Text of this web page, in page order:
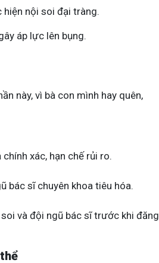
nội soi đại tràng.
áp lực lên bụng.
này, vì bà con mình hay quên,
xác, hạn chế rủi ro.
bác sĩ chuyên khoa tiêu hóa.
và đội ngũ bác sĩ trước khi đăng